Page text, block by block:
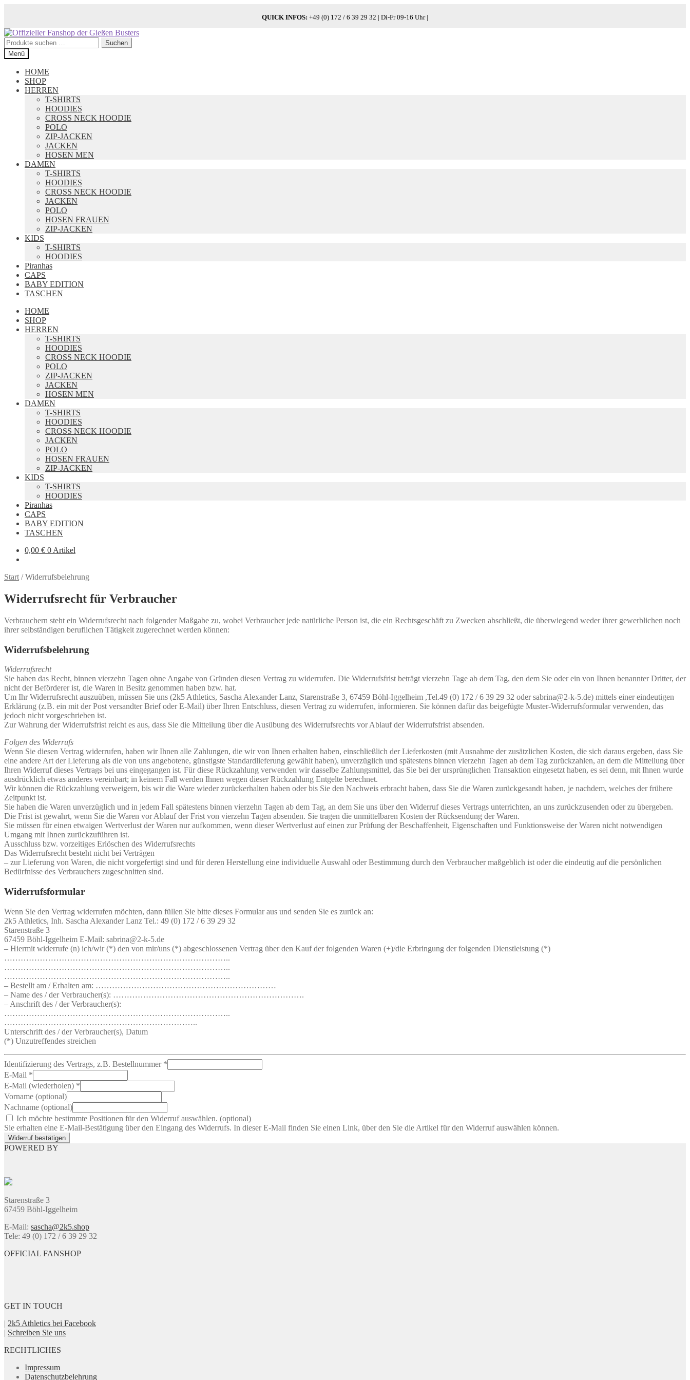
QUICK INFOS: +49 (0) 172 / 6 39 29 32 | Di-Fr 09-16 Uhr |
Zur
Navigation
springen
Zum
Inhalt
springen
Suchen
nach:
Suchen
Menü
HOME
SHOP
HERREN
T-SHIRTS
HOODIES
CROSS NECK HOODIE
POLO
ZIP-JACKEN
JACKEN
HOSEN MEN
DAMEN
T-SHIRTS
HOODIES
CROSS NECK HOODIE
JACKEN
POLO
HOSEN FRAUEN
ZIP-JACKEN
KIDS
T-SHIRTS
HOODIES
Piranhas
CAPS
BABY EDITION
TASCHEN
HOME
SHOP
HERREN
T-SHIRTS
HOODIES
CROSS NECK HOODIE
POLO
ZIP-JACKEN
JACKEN
HOSEN MEN
DAMEN
T-SHIRTS
HOODIES
CROSS NECK HOODIE
JACKEN
POLO
HOSEN FRAUEN
ZIP-JACKEN
KIDS
T-SHIRTS
HOODIES
Piranhas
CAPS
BABY EDITION
TASCHEN
0,00 € 0 Artikel
Start /Widerrufsbelehrung
Widerrufsrecht für Verbraucher
Verbrauchern steht ein Widerrufsrecht nach folgender Maßgabe zu, wobei Verbraucher jede natürliche Person ist, die ein Rechtsgeschäft zu Zwecken abschließt, die überwiegend weder ihrer gewerblichen noch
ihrer selbständigen beruflichen Tätigkeit zugerechnet werden können:
Widerrufsbelehrung
Widerrufsrecht
Sie haben das Recht, binnen vierzehn Tagen ohne Angabe von Gründen diesen Vertrag zu widerrufen. Die Widerrufsfrist beträgt vierzehn Tage ab dem Tag, den dem Sie oder ein von Ihnen benannter Dritter, der
nicht der Beförderer ist, die Waren in Besitz genommen haben bzw. hat.
Um Ihr Widerrufsrecht auszuüben, müssen Sie uns (2k5 Athletics, Sascha Alexander Lanz, Starenstraße 3, 67459 Böhl-Iggelheim ,Tel.49 (0) 172 / 6 39 29 32 oder sabrina@2-k-5.de) mittels einer eindeutigen
Erklärung (z.B. ein mit der Post versandter Brief oder E-Mail) über Ihren Entschluss, diesen Vertrag zu widerrufen, informieren. Sie können dafür das beigefügte Muster-Widerrufsformular verwenden, das
jedoch nicht vorgeschrieben ist.
Zur Wahrung der Widerrufsfrist reicht es aus, dass Sie die Mitteilung über die Ausübung des Widerrufsrechts vor Ablauf der Widerrufsfrist absenden.
Folgen des Widerrufs
Wenn Sie diesen Vertrag widerrufen, haben wir Ihnen alle Zahlungen, die wir von Ihnen erhalten haben, einschließlich der Lieferkosten (mit Ausnahme der zusätzlichen Kosten, die sich daraus ergeben, dass Sie
eine andere Art der Lieferung als die von uns angebotene, günstigste Standardlieferung gewählt haben), unverzüglich und spätestens binnen vierzehn Tagen ab dem Tag zurückzahlen, an dem die Mitteilung über
Ihren Widerruf dieses Vertrags bei uns eingegangen ist. Für diese Rückzahlung verwenden wir dasselbe Zahlungsmittel, das Sie bei der ursprünglichen Transaktion eingesetzt haben, es sei denn, mit Ihnen wurde
ausdrücklich etwas anderes vereinbart; in keinem Fall werden Ihnen wegen dieser Rückzahlung Entgelte berechnet.
Wir können die Rückzahlung verweigern, bis wir die Ware wieder zurückerhalten haben oder bis Sie den Nachweis erbracht haben, dass Sie die Waren zurückgesandt haben, je nachdem, welches der frühere
Zeitpunkt ist.
Sie haben die Waren unverzüglich und in jedem Fall spätestens binnen vierzehn Tagen ab dem Tag, an dem Sie uns über den Widerruf dieses Vertrags unterrichten, an uns zurückzusenden oder zu übergeben.
Die Frist ist gewahrt, wenn Sie die Waren vor Ablauf der Frist von vierzehn Tagen absenden. Sie tragen die unmittelbaren Kosten der Rücksendung der Waren.
Sie müssen für einen etwaigen Wertverlust der Waren nur aufkommen, wenn dieser Wertverlust auf einen zur Prüfung der Beschaffenheit, Eigenschaften und Funktionsweise der Waren nicht notwendigen
Umgang mit Ihnen zurückzuführen ist.
Ausschluss bzw. vorzeitiges Erlöschen des Widerrufsrechts
Das Widerrufsrecht besteht nicht bei Verträgen
– zur Lieferung von Waren, die nicht vorgefertigt sind und für deren Herstellung eine individuelle Auswahl oder Bestimmung durch den Verbraucher maßgeblich ist oder die eindeutig auf die persönlichen
Bedürfnisse des Verbrauchers zugeschnitten sind.
Widerrufsformular
Wenn Sie den Vertrag widerrufen möchten, dann füllen Sie bitte dieses Formular aus und senden Sie es zurück an:
2k5 Athletics, Inh. Sascha Alexander Lanz Tel.: 49 (0) 172 / 6 39 29 32
Starenstraße 3
67459 Böhl-Iggelheim E-Mail: sabrina@2-k-5.de
– Hiermit widerrufe (n) ich/wir (*) den von mir/uns (*) abgeschlossenen Vertrag über den Kauf der folgenden Waren (+)/die Erbringung der folgenden Dienstleistung (*)
………………………………………………………………………..
………………………………………………………………………..
………………………………………………………………………..
– Bestellt am / Erhalten am: …………………………………………………………
– Name des / der Verbraucher(s): …………………………………………………………….
– Anschrift des / der Verbraucher(s):
………………………………………………………………………..
……………………………………………………………..
Unterschrift des / der Verbraucher(s), Datum
(*) Unzutreffendes streichen
Identifizierung des Vertrags, z.B. Bestellnummer *
E-Mail *
E-Mail (wiederholen) *
Vorname (optional)
Nachname (optional)
Ich möchte bestimmte Positionen für den Widerruf auswählen. (optional)
Sie erhalten eine E-Mail-Bestätigung über den Eingang des Widerrufs. In dieser E-Mail finden Sie einen Link, über den Sie die Artikel für den Widerruf auswählen können.
Widerruf bestätigen
POWERED BY
Starenstraße 3
67459 Böhl-Iggelheim
E-Mail: sascha@2k5.shop
Tele: 49 (0) 172 / 6 39 29 32
OFFICIAL FANSHOP
GET IN TOUCH
| 2k5 Athletics bei Facebook
| Schreiben Sie uns
RECHTLICHES
Impressum
Datenschutzbelehrung